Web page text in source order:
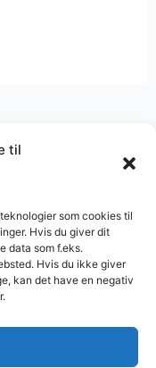
til
som cookies til
Hvis du giver dit
data som f.eks.
Hvis du ikke giver
kan det have en negativ